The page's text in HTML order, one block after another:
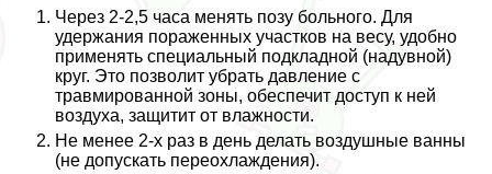
Через 2-2,5 часа менять позу больного. Для
удержания пораженных участков на весу, удобно
применять специальный подкладной (надувной)
круг. Это позволит убрать давление с
травмированной зоны, обеспечит доступ к ней
воздуха, защитит от влажности.
Не менее 2-х раз в день делать воздушные ванны
(не допускать переохлаждения).